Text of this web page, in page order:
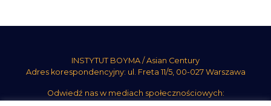
INSTYTUT BOYMA / Asian Century
Adres korespondencyjny: ul. Freta 11/5, 00-027 Warszawa
Odwiedź nas w mediach społecznościowych: